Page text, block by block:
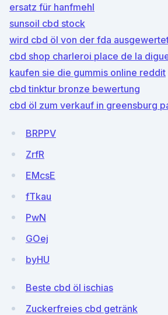
ersatz für hanfmehl
sunsoil cbd stock
wird cbd öl von der fda
cbd shop charleroi place de la
kaufen sie die gummis online reddit
cbd tinktur bronze bewertung
cbd öl zum verkauf in greensburg
BRPPV
ZrfR
EMcsE
fTkau
PwN
GOej
byHU
Beste cbd öl ischias
Zuckerfreies cbd getränk